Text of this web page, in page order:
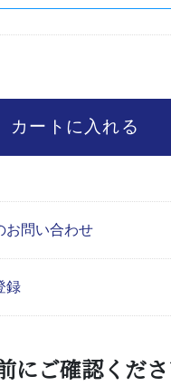
お問い合わせ
録
にご確認くだ